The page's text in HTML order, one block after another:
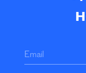
Email